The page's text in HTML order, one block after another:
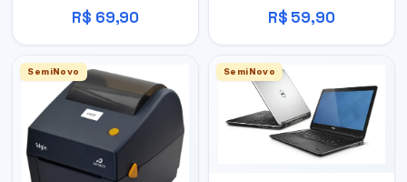
R$ 69,90 R$ 59,90
SemiNovo SemiNovo